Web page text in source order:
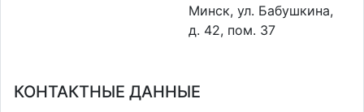
Минск, ул. Бабушкина,
д. 42, пом. 37
КОНТАКТНЫЕ ДАННЫЕ